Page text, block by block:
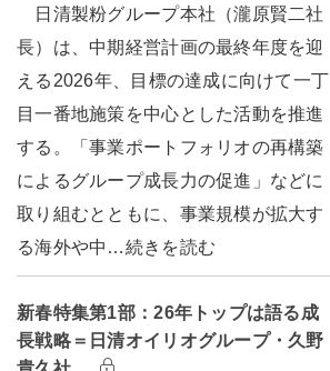
日清製粉グループ本社（瀧原賢二社
長）は、中期経営計画の最終年度を迎
える2026年、目標の達成に向けて一丁
目一番地施策を中心とした活動を推進
する。「事業ポートフォリオの再構築
によるグループ成長力の促進」などに
取り組むとともに、事業規模が拡大す
る海外や中…続きを読む
新春特集第1部：26年トップは語る成
長戦略＝日清オイリオグループ・久野